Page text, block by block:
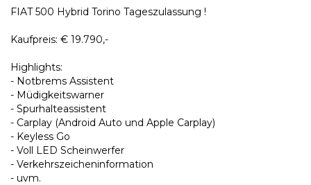
FIAT 500 Hybrid Torino Tageszulassung !
Kaufpreis: € 19.790,-
Highlights:
- Notbrems Assistent
- Müdigkeitswarner
- Spurhalteassistent
- Carplay (Android Auto und Apple Carplay)
- Keyless Go
- Voll LED Scheinwerfer
- Verkehrszeicheninformation
- uvm.